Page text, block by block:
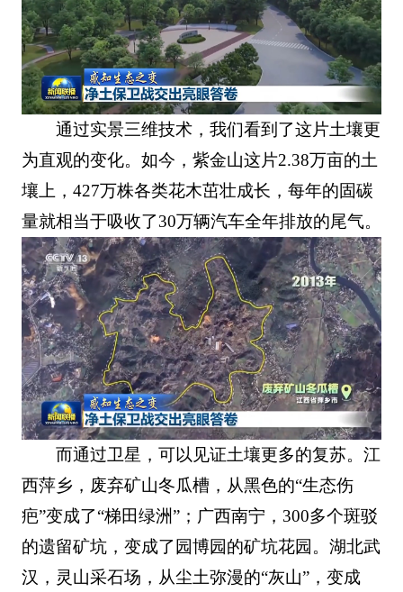
通过实景三维技术，我们看到了这片土壤更
为直观的变化。如今，紫金山这片2.38万亩的土
壤上，427万株各类花木茁壮成长，每年的固碳
量就相当于吸收了30万辆汽车全年排放的尾气。
而通过卫星，可以见证土壤更多的复苏。江
西萍乡，废弃矿山冬瓜槽，从黑色的“生态伤
疤”变成了“梯田绿洲”；广西南宁，300多个斑驳
的遗留矿坑，变成了园博园的矿坑花园。湖北武
汉，灵山采石场，从尘土弥漫的“灰山”，变成